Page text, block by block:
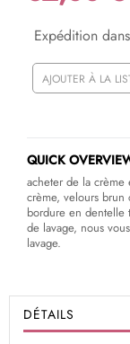
Expédition
AJOUTER À LA
QUICK
acheter de la crème
crème, velours brun
bordure en dentelle
de lavage, nous
lavage.
DÉTAILS